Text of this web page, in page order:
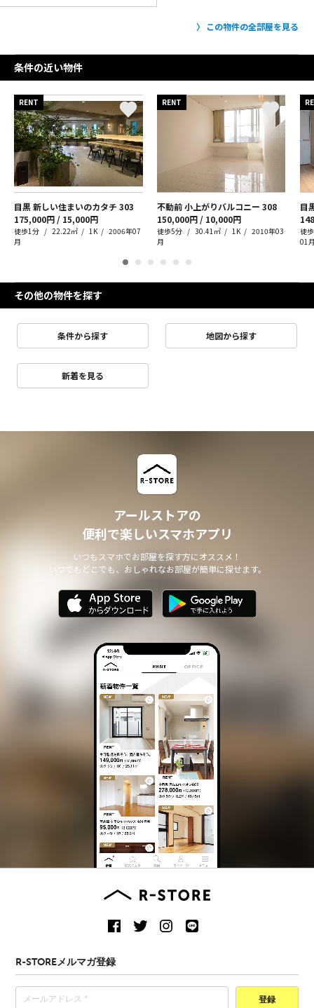
この物件の全部屋を見る
条件の近い物件
RENT
目黒 新しい住まいのカタチ303
175,000円 / 15,000円
徒歩1分 22.22㎡ 1K
2006年07
月
RENT
不動前 小上がりバルコニー 308
150,000円 / 10,000円
徒歩5分 30.41㎡ 1K
2010年03
月
徒
01
その他の物件を探す
条件から探す 地図から探す
新着を見る
アールストアの
便利で楽しいスマホアプリ
いつもスマホでお部屋を探す方にオススメ！
いつでもどこでも、おしゃれなお部屋が簡単に探せます。
R-STOREメルマガ登録
登録